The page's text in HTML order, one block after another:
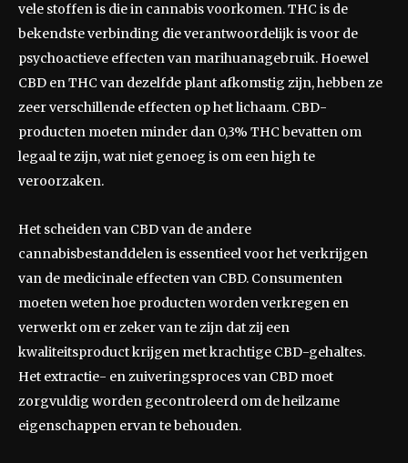
vele stoffen is die in cannabis voorkomen. THC is de
bekendste verbinding die verantwoordelijk is voor de
psychoactieve effecten van marihuanagebruik. Hoewel
CBD en THC van dezelfde plant afkomstig zijn, hebben ze
zeer verschillende effecten op het lichaam. CBD-
producten moeten minder dan 0,3% THC bevatten om
legaal te zijn, wat niet genoeg is om een high te
veroorzaken.
Het scheiden van CBD van de andere
cannabisbestanddelen is essentieel voor het verkrijgen
van de medicinale effecten van CBD. Consumenten
moeten weten hoe producten worden verkregen en
verwerkt om er zeker van te zijn dat zij een
kwaliteitsproduct krijgen met krachtige CBD-gehaltes.
Het extractie- en zuiveringsproces van CBD moet
zorgvuldig worden gecontroleerd om de heilzame
eigenschappen ervan te behouden.